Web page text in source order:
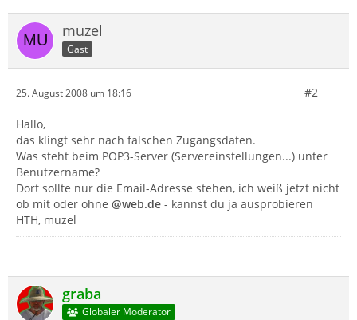
muzel
Gast
25. August 2008 um 18:16 #2
Hallo,
das klingt sehr nach falschen Zugangsdaten.
Was steht beim POP3-Server (Servereinstellungen...) unter
Benutzername?
Dort sollte nur die Email-Adresse stehen, ich weiß jetzt nicht
ob mit oder ohne @web.de - kannst du ja ausprobieren
HTH, muzel
graba
Globaler Moderator